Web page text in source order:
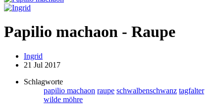
Papilio machaon - Raupe
Ingrid
21 Jul 2017
Schlagworte
papilio machaon raupe schwalbenschwanz tagfalter
wilde möhre